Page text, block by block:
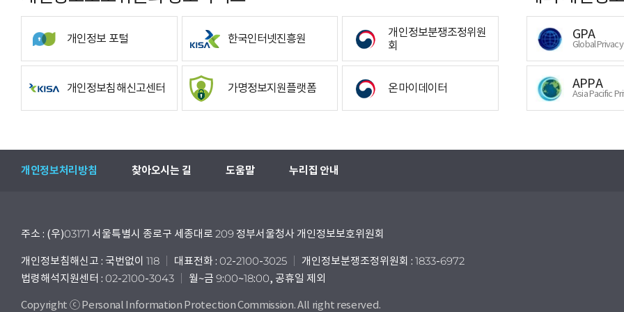
개인정보 포털 한국인터넷진흥원
개인정보분쟁조정위원
회
개인정보침해신고센터 가명정보지원플랫폼 온마이데이터
GPA
Global
APPA
Asia Pacific
개인정보처리방침 찾아오시는 길 도움말 누리집 안내
주소 : (우)03171 서울특별시 종로구 세종대로 209 정부서울청사 개인정보보호위원회
개인정보침해신고 : 국번없이 118 대표전화 : 02-2100-3025
개인정보분쟁조정위원회 : 1833-6972
법령해석지원센터 : 02-2100-3043
월~금 9:00~18:00, 공휴일 제외
Copyright ⓒ Personal Information Protection Commission. All right reserved.